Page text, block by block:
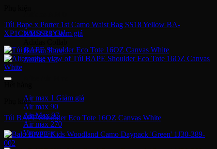
NMD R1
Human Race
Adidas Y-3
Air max 1
Air max 90
Air Max 97
Air max 270
Vapormax
Túi Bape x Porter 1st Camo Waist Bag SS18 Yellow BA-
XP1CWBSS18YW
Phụ kiện
Túi BAPE Shoulder Eco Tote 16OZ Canvas White